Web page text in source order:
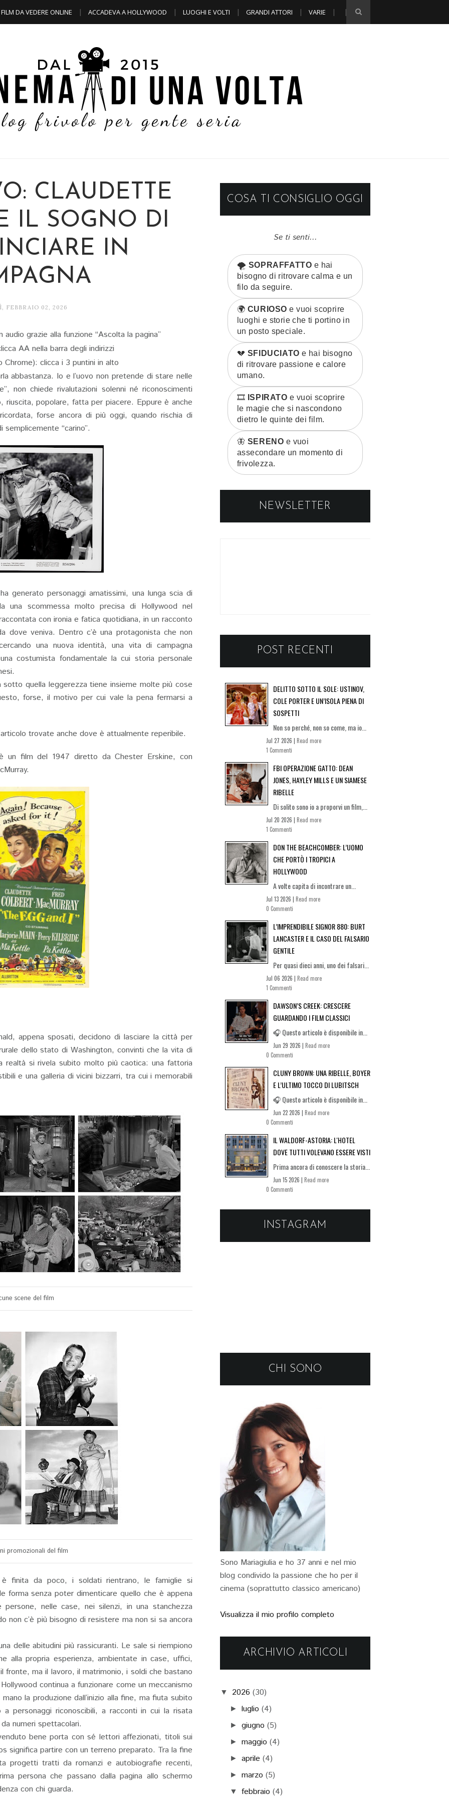
FILM DA VEDERE ONLINE ACCADEVA A HOLLYWOOD LUOGHI E VOLTI GRANDI ATTORI VARIE
CLAUDETTE
IL SOGNO DI
IN
FEBBRAIO 02, 2026
grazie alla funzione “Ascolta la pagina”
AA nella barra degli indirizzi
Chrome): clicca i 3 puntini in alto
abbastanza. Io e l’uovo non pretende di stare nelle
non chiede rivalutazioni solenni né riconoscimenti
popolare, fatta per piacere. Eppure è anche
forse ancora di più oggi, quando rischia di
“carino”.
generato personaggi amatissimi, una lunga scia di
scommessa molto precisa di Hollywood nel
con ironia e fatica quotidiana, in un racconto
dove veniva. Dentro c’è una protagonista che non
una nuova identità, una vita di campagna
costumista fondamentale la cui storia personale
quella leggerezza tiene insieme molte più cose
forse, il motivo per cui vale la pena fermarsi a
trovate anche dove è attualmente reperibile.
film del 1947 diretto da Chester Erskine, con
appena sposati, decidono di lasciare la città per
dello stato di Washington, convinti che la vita di
realtà si rivela subito molto più caotica: una fattoria
e una galleria di vicini bizzarri, tra cui i memorabili
scene del film
promozionali del film
è finita da poco, i soldati rientrano, le famiglie si
forma senza poter dimenticare quello che è appena
nelle case, nei silenzi, in una stanchezza
non c’è più bisogno di resistere ma non si sa ancora
delle abitudini più rassicuranti. Le sale si riempiono
alla propria esperienza, ambientate in case, uffici,
fronte, ma il lavoro, il matrimonio, i soldi che bastano
continua a funzionare come un meccanismo
la produzione dall’inizio alla fine, ma fiuta subito
personaggi riconoscibili, a racconti in cui la risata
numeri spettacolari.
bene porta con sé lettori affezionati, titoli sui
significa partire con un terreno preparato. Tra la fine
progetti tratti da romanzi e autobiografie recenti,
persona che passano dalla pagina allo schermo
con chi guarda.
COSA TI CONSIGLIO OGGI
Se ti senti...
🌪️ SOPRAFFATTO e hai
bisogno di ritrovare calma e un
filo da seguire.
🌍 CURIOSO e vuoi scoprire
luoghi e storie che ti portino in
un posto speciale.
💔 SFIDUCIATO e hai bisogno
di ritrovare passione e calore
umano.
🎞️ ISPIRATO e vuoi scoprire
le magie che si nascondono
dietro le quinte dei film.
🦋 SERENO e vuoi
assecondare un momento di
frivolezza.
NEWSLETTER
POST RECENTI
DELITTO SOTTO IL SOLE: USTINOV,
COLE PORTER E UN’ISOLA PIENA DI
SOSPETTI
Non so perché, non so come, ma io...
Jul 27 2026 | Read more
1 Commenti
FBI OPERAZIONE GATTO: DEAN
JONES, HAYLEY MILLS E UN SIAMESE
RIBELLE
Di solito sono io a proporvi un film,...
Jul 20 2026 | Read more
1 Commenti
DON THE BEACHCOMBER: L’UOMO
CHE PORTÒ I TROPICI A
HOLLYWOOD
A volte capita di incontrare un...
Jul 13 2026 | Read more
0 Commenti
L’IMPRENDIBILE SIGNOR 880: BURT
LANCASTER E IL CASO DEL FALSARIO
GENTILE
Per quasi dieci anni, uno dei falsari...
Jul 06 2026 | Read more
1 Commenti
DAWSON’S CREEK: CRESCERE
GUARDANDO I FILM CLASSICI
🎧 Questo articolo è disponibile in...
Jun 29 2026 | Read more
0 Commenti
CLUNY BROWN: UNA RIBELLE, BOYER
E L’ULTIMO TOCCO DI LUBITSCH
🎧 Questo articolo è disponibile in...
Jun 22 2026 | Read more
0 Commenti
IL WALDORF-ASTORIA: L'HOTEL
DOVE TUTTI VOLEVANO ESSERE VISTI
Prima ancora di conoscere la storia...
Jun 15 2026 | Read more
0 Commenti
INSTAGRAM
CHI SONO
Sono Mariagiulia e ho 37 anni e nel mio
blog condivido la passione che ho per il
cinema (soprattutto classico americano)
Visualizza il mio profilo completo
ARCHIVIO ARTICOLI
▼ 2026 (30)
►luglio (4)
►giugno (5)
►maggio (4)
►aprile (4)
►marzo (5)
▼ febbraio (4)